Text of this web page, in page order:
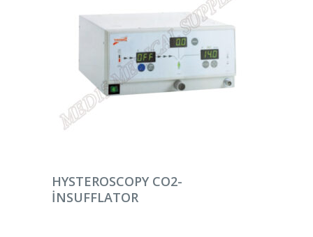
DEVAMINI OKU
HYSTEROSCOPY CO2-
INSUFFLATOR